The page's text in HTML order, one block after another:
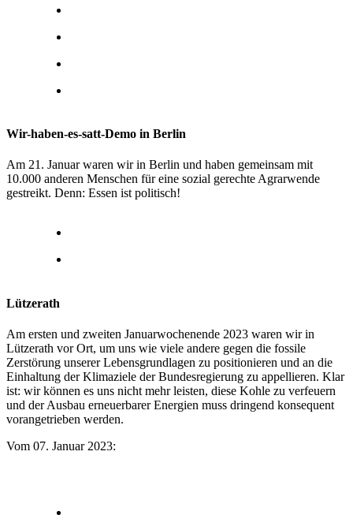
Wir-haben-es-satt-Demo in Berlin
Am 21. Januar waren wir in Berlin und haben gemeinsam mit
10.000 anderen Menschen für eine sozial gerechte Agrarwende
gestreikt. Denn: Essen ist politisch!
Lützerath
Am ersten und zweiten Januarwochenende 2023 waren wir in
Lützerath vor Ort, um uns wie viele andere gegen die fossile
Zerstörung unserer Lebensgrundlagen zu positionieren und an die
Einhaltung der Klimaziele der Bundesregierung zu appellieren. Klar
ist: wir können es uns nicht mehr leisten, diese Kohle zu verfeuern
und der Ausbau erneuerbarer Energien muss dringend konsequent
vorangetrieben werden.
Vom 07. Januar 2023: